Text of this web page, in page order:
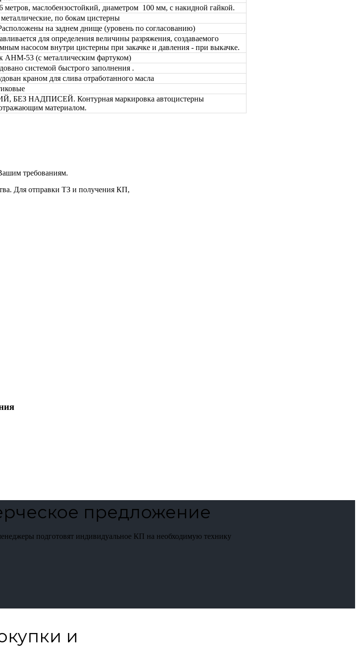
метров, маслобензостойкий, диаметром 100 мм, с накидной гайкой.
по бокам цистерны
на заднем днище (уровень по согласованию)
для определения величины разряжения, создаваемого
насосом внутри цистерны при закачке и давления - при выкачке.
АНМ-53 (с металлическим фартуком)
системой быстрого заполнения .
краном для слива отработанного масла
БЕЗ НАДПИСЕЙ. Контурная маркировка автоцистерны
материалом.
требованиям.
Для отправки ТЗ и получения КП,
предложение
подготовят индивидуальное КП на необходимую технику
и